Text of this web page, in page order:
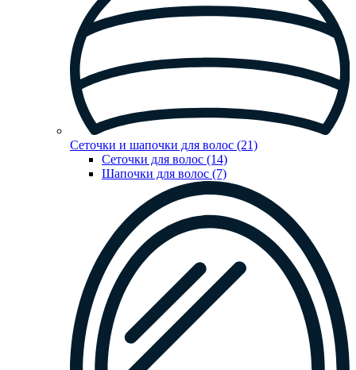
Сеточки и шапочки для волос (21)
Сеточки для волос (14)
Шапочки для волос (7)